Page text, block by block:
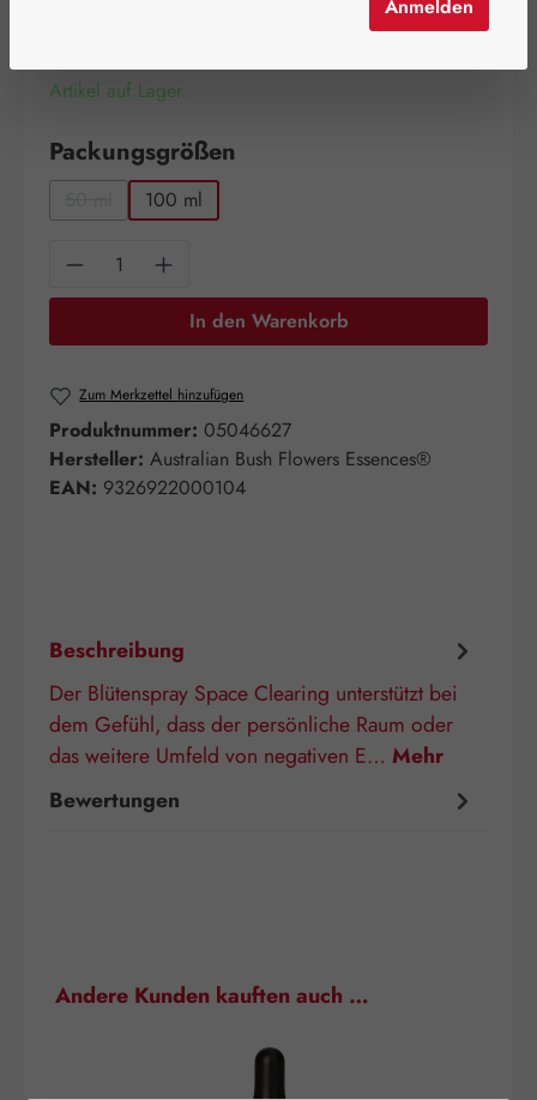
Artikel auf Lager.
Packungsgrößen
(Diese Option ist zurzeit nicht verfügbar.)
100 ml
Produkt Anzahl: Gib den gewünschten
In den Warenkorb
Zum Merkzettel hinzufügen
Produktnummer: 05046627
Hersteller: Australian Bush Flowers Essences®
EAN: 9326922000104
Beschreibung
Der Blütenspray Space Clearing unterstützt bei
dem Gefühl, dass der persönliche Raum oder
das weitere Umfeld von negativen E… Mehr
Bewertungen
Produktgalerie überspringen
Andere Kunden kauften auch …
Anmelden